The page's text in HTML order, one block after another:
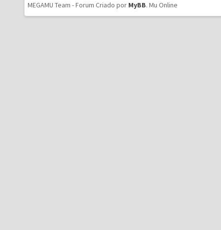
MEGAMU Team - Forum Criado por MyBB. Mu Online